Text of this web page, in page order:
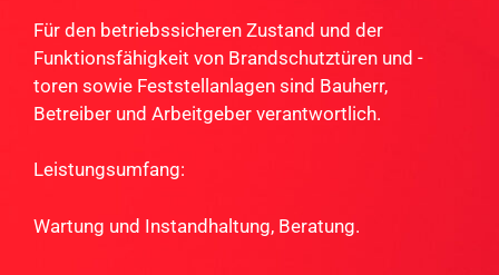
Für den betriebssicheren Zustand und der
Funktionsfähigkeit von Brandschutztüren und -
toren sowie Feststellanlagen sind Bauherr,
Betreiber und Arbeitgeber verantwortlich.
Leistungsumfang:
Wartung und Instandhaltung, Beratung.